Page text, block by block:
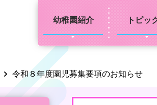
幼稚園紹介 トピッ
令和８年度園児募集要項のお知らせ